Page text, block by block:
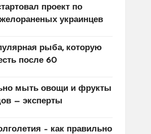
проект по
украинцев
рыба, которую
после 60
мыть овощи и фрукты
— эксперты
– как правильно